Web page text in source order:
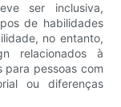
ser inclusiva,
de habilidades
no entanto,
relacionados à
para pessoas com
ou diferenças